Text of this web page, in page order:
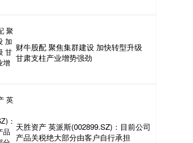
财牛股配 聚焦集群建设 加快转型升级
甘肃支柱产业增势强劲
天胜资产 英派斯(002899.SZ)：目前公司
产品关税绝大部分由客户自行承担